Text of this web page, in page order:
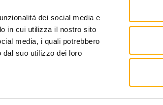
dei social media e
in cui utilizza il nostro sito
media, i quali potrebbero
dal suo utilizzo dei loro